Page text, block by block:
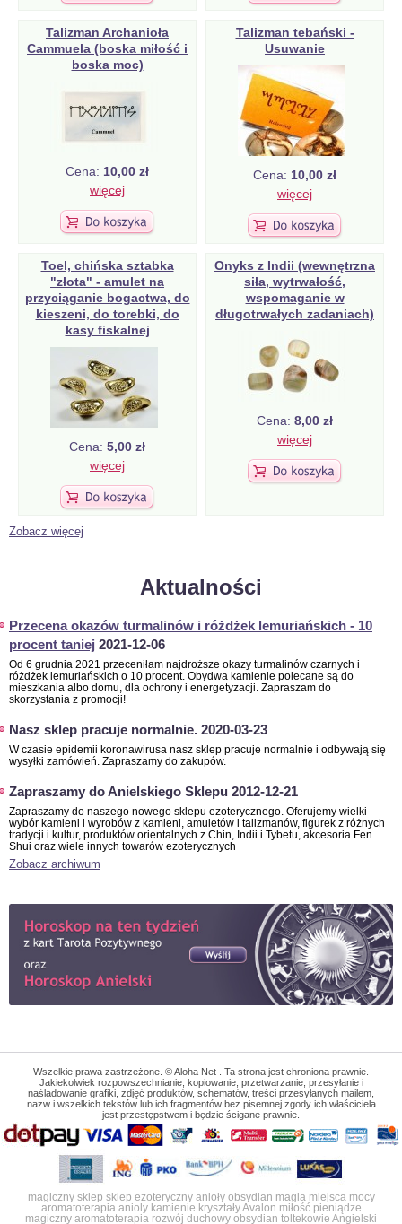
Talizman Archanioła
Cammuela (boska miłość i
boska moc)
Cena: 10,00 zł
więcej
Talizman tebański -
Usuwanie
Cena: 10,00 zł
więcej
Toel, chińska sztabka
"złota" - amulet na
przyciąganie bogactwa, do
kieszeni, do torebki, do
kasy fiskalnej
Cena: 5,00 zł
więcej
Onyks z Indii (wewnętrzna
siła, wytrwałość,
wspomaganie w
długotrwałych zadaniach)
Cena: 8,00 zł
więcej
Zobacz więcej
Aktualności
Przecena okazów turmalinów i różdżek lemuriańskich - 10
procent taniej 2021-12-06
Od 6 grudnia 2021 przeceniłam najdroższe okazy turmalinów czarnych i
różdżek lemuriańskich o 10 procent. Obydwa kamienie polecane są do
mieszkania albo domu, dla ochrony i energetyzacji. Zapraszam do
skorzystania z promocji!
Nasz sklep pracuje normalnie. 2020-03-23
W czasie epidemii koronawirusa nasz sklep pracuje normalnie i odbywają się
wysyłki zamówień. Zapraszamy do zakupów.
Zapraszamy do Anielskiego Sklepu 2012-12-21
Zapraszamy do naszego nowego sklepu ezoterycznego. Oferujemy wielki
wybór kamieni i wyrobów z kamieni, amuletów i talizmanów, figurek z różnych
tradycji i kultur, produktów orientalnych z Chin, Indii i Tybetu, akcesoria Fen
Shui oraz wiele innych towarów ezoterycznych
Zobacz archiwum
Wszelkie prawa zastrzeżone. © Aloha Net . Ta strona jest chroniona prawnie.
Jakiekolwiek rozpowszechnianie, kopiowanie, przetwarzanie, przesyłanie i
naśladowanie grafiki, zdjęć produktów, schematów, treści przesyłanych mailem,
nazw i wszelkich tekstów lub ich fragmentów bez pisemnej zgody ich właściciela
jest przestępstwem i będzie ścigane prawnie.
magiczny sklep sklep ezoteryczny anioły obsydian magia miejsca mocy
aromatoterapia anioly kamienie kryształy Avalon miłość pieniądze
magiczny aromatoterapia rozwój duchowy obsydian toltekowie Angielski